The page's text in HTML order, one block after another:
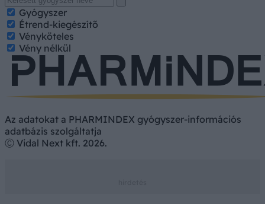
Gyógyszer
Étrend-kiegészítő
Vényköteles
Vény nélkül
Az adatokat a PHARMINDEX gyógyszer-információs
adatbázis szolgáltatja
Ⓒ Vidal Next kft. 2026.